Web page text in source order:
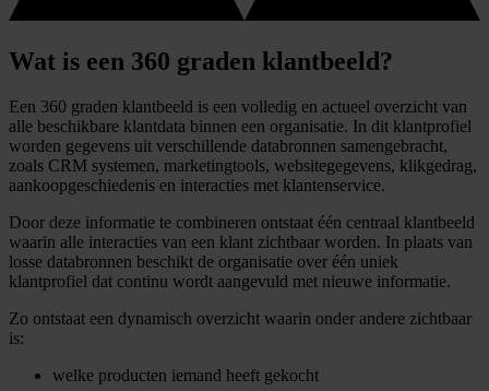
Wat is een 360 graden klantbeeld?
Een 360 graden klantbeeld is een volledig en actueel overzicht van
alle beschikbare klantdata binnen een organisatie. In dit klantprofiel
worden gegevens uit verschillende databronnen samengebracht,
zoals CRM systemen, marketingtools, websitegegevens, klikgedrag,
aankoopgeschiedenis en interacties met klantenservice.
Door deze informatie te combineren ontstaat één centraal klantbeeld
waarin alle interacties van een klant zichtbaar worden. In plaats van
losse databronnen beschikt de organisatie over één uniek
klantprofiel dat continu wordt aangevuld met nieuwe informatie.
Zo ontstaat een dynamisch overzicht waarin onder andere zichtbaar
is:
welke producten iemand heeft gekocht